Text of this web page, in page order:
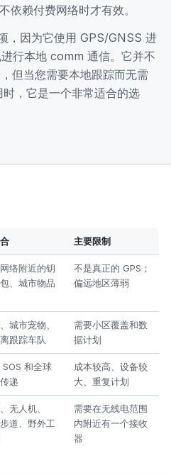
依赖付费网络时才有效。
，因为它使用 GPS/GNSS 进
行本地 comm 通信。它并不
但当您需要本地跟踪而无需
，它是一个非常适合的选
主要限制
络附近的钥
、城市物品
不是真正的 GPS；
偏远地区薄弱
城市宠物、
跟踪车队
需要小区覆盖和数
据计划
SOS 和全球
递
成本较高、设备较
大、重复计划
无人机、
道、野外工
需要在无线电范围
内附近有一个接收
器